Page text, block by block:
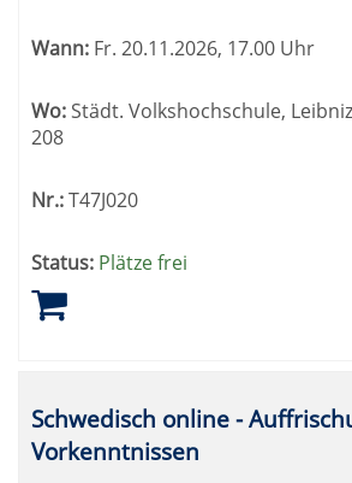
Wann: Fr. 20.11.2026, 17.00 Uhr
Wo:Städt. Volkshochschule,
208
Nr.:T47J020
Status: Plätze frei
Schwedisch online -
Vorkenntnissen